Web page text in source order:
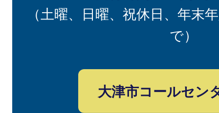
（土曜、日曜、祝休日、年末
で）
大津市コールセン